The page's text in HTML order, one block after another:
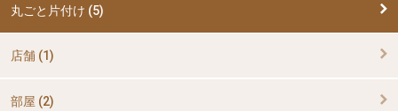
丸ごと片付け (5)
店舗 (1)
部屋 (2)